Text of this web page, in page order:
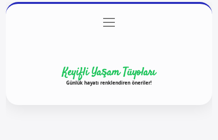
Gizlilik Politikası
menüyü
aç
Keyifli Yaşam Tüyoları
Günlük hayatı renklendiren öneriler!